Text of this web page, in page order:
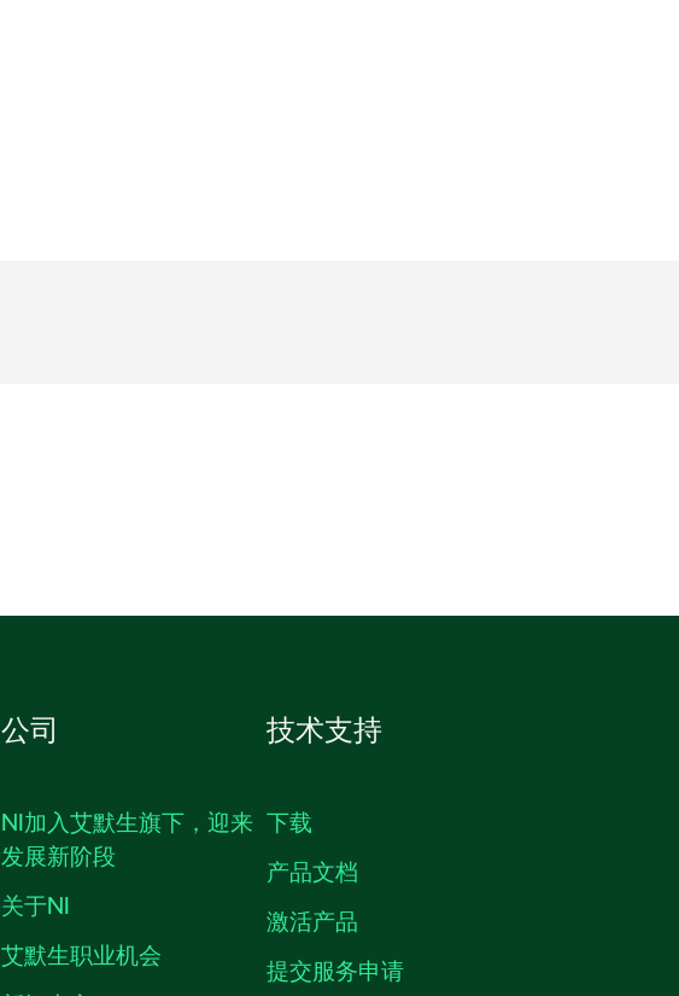
公司
NI加入艾默生旗下，迎来
发展新阶段
关于NI
艾默生职业机会
技术支持
下载
产品文档
激活产品
提交服务申请